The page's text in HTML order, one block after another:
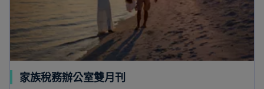
家族稅務辦公室雙月刊